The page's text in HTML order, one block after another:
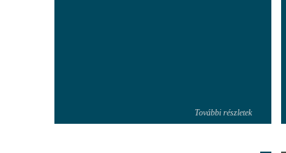
További részletek